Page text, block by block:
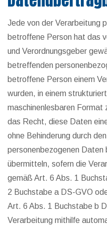
Jede von der Verarbeitung
betroffene Person hat das
und Verordnungsgeber
betreffenden
betroffene Person einem
wurden, in einem
maschinenlesbaren Format
das Recht, diese Daten
ohne Behinderung durch
personenbezogenen
übermitteln, sofern die
gemäß Art. 6 Abs. 1
2 Buchstabe a DS-GVO
Art. 6 Abs. 1 Buchstabe b
Verarbeitung mithilfe